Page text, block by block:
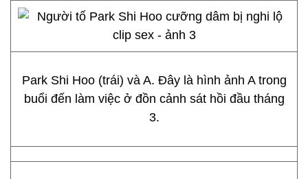
Park Shi Hoo (trái) và A. Đây là hình ảnh A trong
buổi đến làm việc ở đồn cảnh sát hồi đầu tháng
3.